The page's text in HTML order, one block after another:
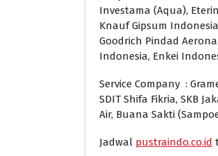
Investama (Aqua),
Knauf Gipsum
Goodrich Pindad
Indonesia, Enkei
Service Company :
SDIT Shifa Fikria, SKB
Air, Buana Sakti
Jadwal pustraindo.co.id